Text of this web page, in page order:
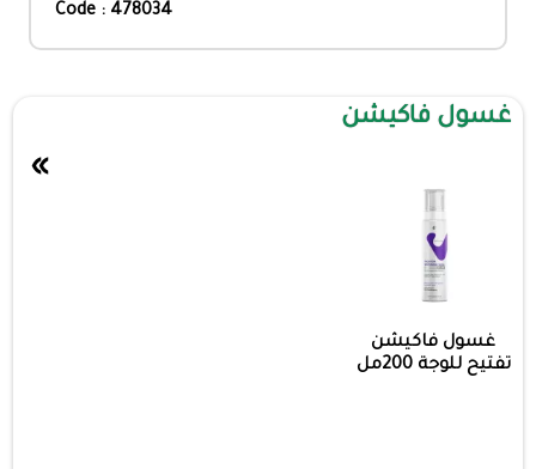
Code : 478034
غسول فاكيشن
غسول فاكيشن
تفتيح للوجة 200مل
»